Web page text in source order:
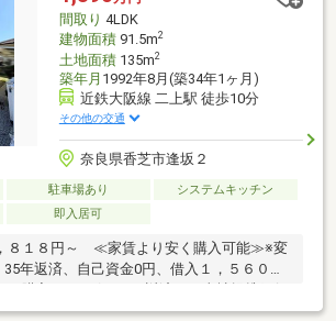
間取り 4LDK
建物面積91.5m2
土地面積135m2
築年月 1992年8月(築34年1ヶ月)
近鉄大阪線 二上駅 徒歩10分
その他の交通
奈良県香芝市逢坂２
駐車場あり
システムキッチン
即入居可
８１８円～ ≪家賃より安く購入可能≫※変
年返済、自己資金0円、借入１，５６０万
大幅優遇受けられます●物件の特徴・香芝